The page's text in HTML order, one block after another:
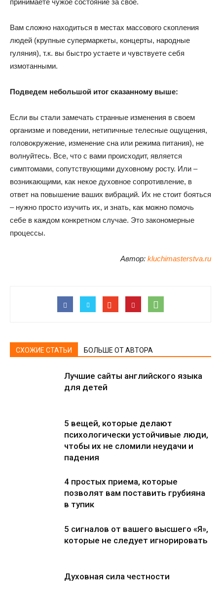
принимаете чужое состояние за свое.
Вам сложно находиться в местах массового скопления
людей (крупные супермаркеты, концерты, народные
гуляния), т.к. вы быстро устаете и чувствуете себя
измотанными.
Подведем небольшой итог сказанному выше:
Если вы стали замечать странные изменения в своем
организме и поведении, нетипичные телесные ощущения,
головокружение, изменение сна или режима питания), не
волнуйтесь. Все, что с вами происходит, является
симптомами, сопутствующими духовному росту. Или –
возникающими, как некое духовное сопротивление, в
ответ на повышение ваших вибраций. Их не стоит бояться
– нужно просто изучить их, и знать, как можно помочь
себе в каждом конкретном случае. Это закономерные
процессы.
Автор: kluchimasterstva.ru
СХОЖИЕ СТАТЬИ БОЛЬШЕ ОТ АВТОРА
Лучшие сайты английского языка
для детей
5 вещей, которые делают
психологически устойчивые люди,
чтобы их не сломили неудачи и
падения
4 простых приема, которые
позволят вам поставить грубияна
в тупик
5 сигналов от вашего высшего «Я»,
которые не следует игнорировать
Духовная сила честности